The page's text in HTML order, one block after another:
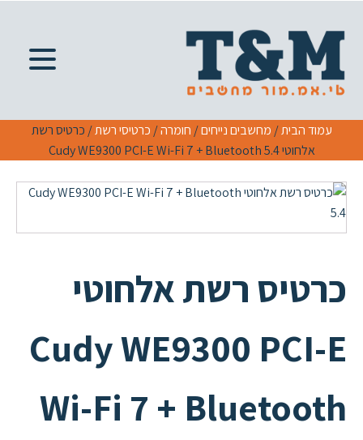
עמוד הבית/ מחשבים נייחים/ חומרה/ כרטיסי רשת/ כרטיס רשת
אלחוטי Cudy WE9300 PCI-E Wi-Fi 7 + Bluetooth 5.4
כרטיס רשת אלחוטי
Cudy WE9300 PCI-E
Wi-Fi 7 + Bluetooth